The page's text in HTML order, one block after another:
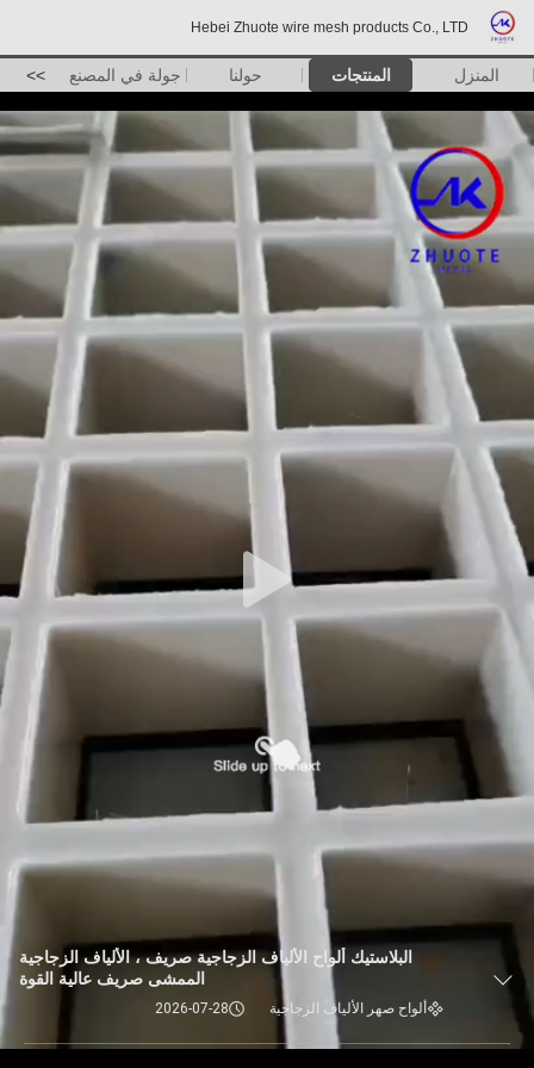
Hebei Zhuote wire mesh products Co., LTD
المنزل المنتجات حولنا جولة في المصنع >>
البلاستيك ألواح الألياف الزجاجية صريف ، الألياف الزجاجية
الممشى صريف عالية القوة
ألواح صهر الألياف الزجاجية 2026-07-28